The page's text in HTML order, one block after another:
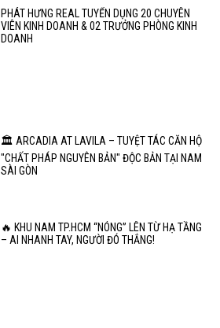
PHÁT HƯNG REAL TUYỂN DỤNG 20 CHUYÊN
VIÊN KINH DOANH & 02 TRƯỞNG PHÒNG KINH
DOANH
🏛️ ARCADIA AT LAVILA – TUYỆT TÁC CĂN HỘ
"CHẤT PHÁP NGUYÊN BẢN" ĐỘC BẢN TẠI NAM
SÀI GÒN
🔥 KHU NAM TP.HCM “NÓNG” LÊN TỪ HẠ TẦNG
– AI NHANH TAY, NGƯỜI ĐÓ THẮNG!